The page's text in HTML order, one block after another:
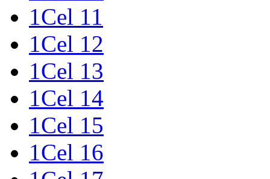
1Cel 11
1Cel 12
1Cel 13
1Cel 14
1Cel 15
1Cel 16